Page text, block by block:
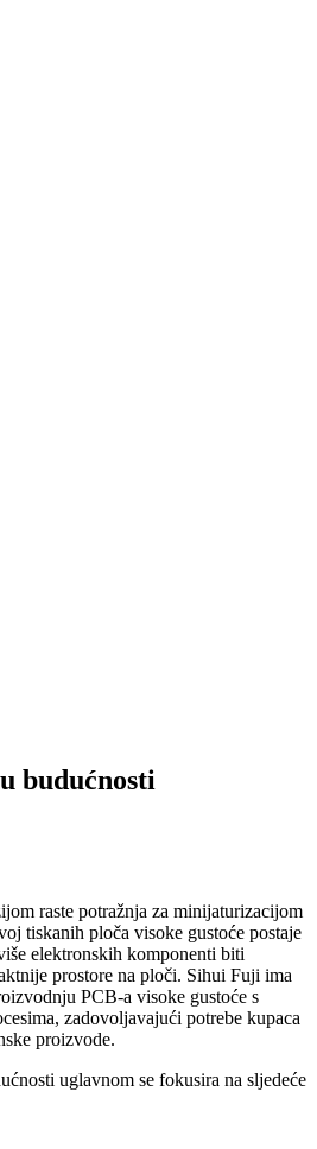
budućnosti
raste potražnja za minijaturizacijom
tiskanih ploča visoke gustoće postaje
elektronskih komponenti biti
prostore na ploči. Sihui Fuji ima
PCB-a visoke gustoće s
zadovoljavajući potrebe kupaca
proizvode.
uglavnom se fokusira na sljedeće